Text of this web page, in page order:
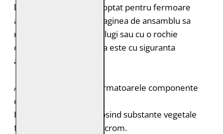
laterale si mansete s-a optat pentru fermoare
ascunse, astfel incat imaginea de ansamblu sa
ramana simpla. Fie cu blugi sau cu o rochie
cocheta, aceasta jacheta este cu siguranta
alegerea potrivita.
Acest produs contine urmatoarele componente
durabile:
Pielea este tabacita folosind substante vegetale
fara adaos de saruri de crom.